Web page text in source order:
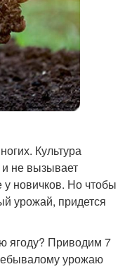
Культура
и не вызывает
новичков. Но чтобы
урожай, придется
ягоду? Приводим 7
урожаю